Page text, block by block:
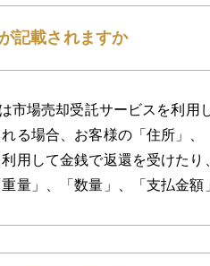
記載されますか
市場売却受託サービスを利
る場合、お客様の「住所」、
用して金銭で返還を受けた
量」、「数量」、「支払金額